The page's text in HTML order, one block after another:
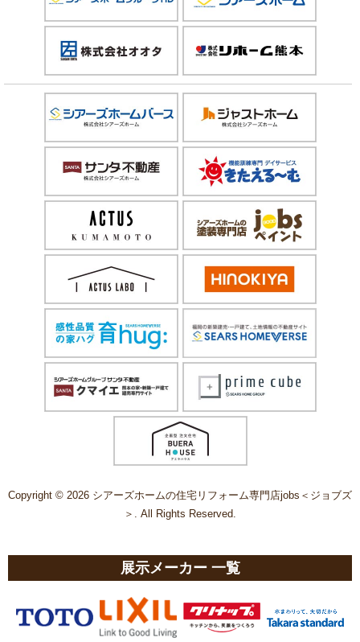
Copyright © 2026 シアーズホームの住宅リフォーム専門店jobs＜ジョブズ
＞. All Rights Reserved.
展示メーカー 一覧